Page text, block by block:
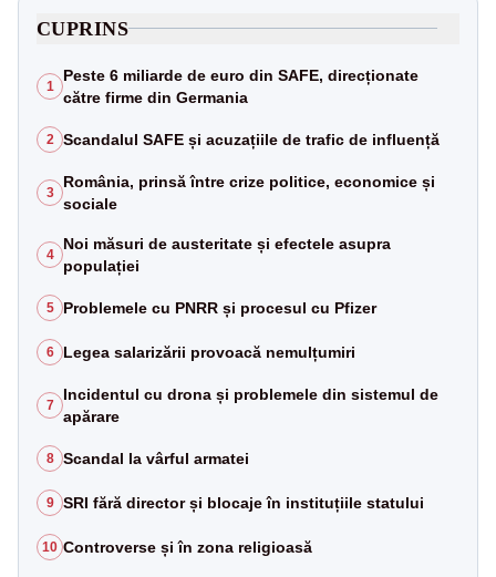
CUPRINS
1
Peste 6 miliarde de euro din SAFE, direcționate
către firme din Germania
2 Scandalul SAFE și acuzațiile de trafic de influență
3
România, prinsă între crize politice, economice și
sociale
4
Noi măsuri de austeritate și efectele asupra
populației
5 Problemele cu PNRR și procesul cu Pfizer
6 Legea salarizării provoacă nemulțumiri
7
Incidentul cu drona și problemele din sistemul de
apărare
8 Scandal la vârful armatei
9 SRI fără director și blocaje în instituțiile statului
10 Controverse și în zona religioasă